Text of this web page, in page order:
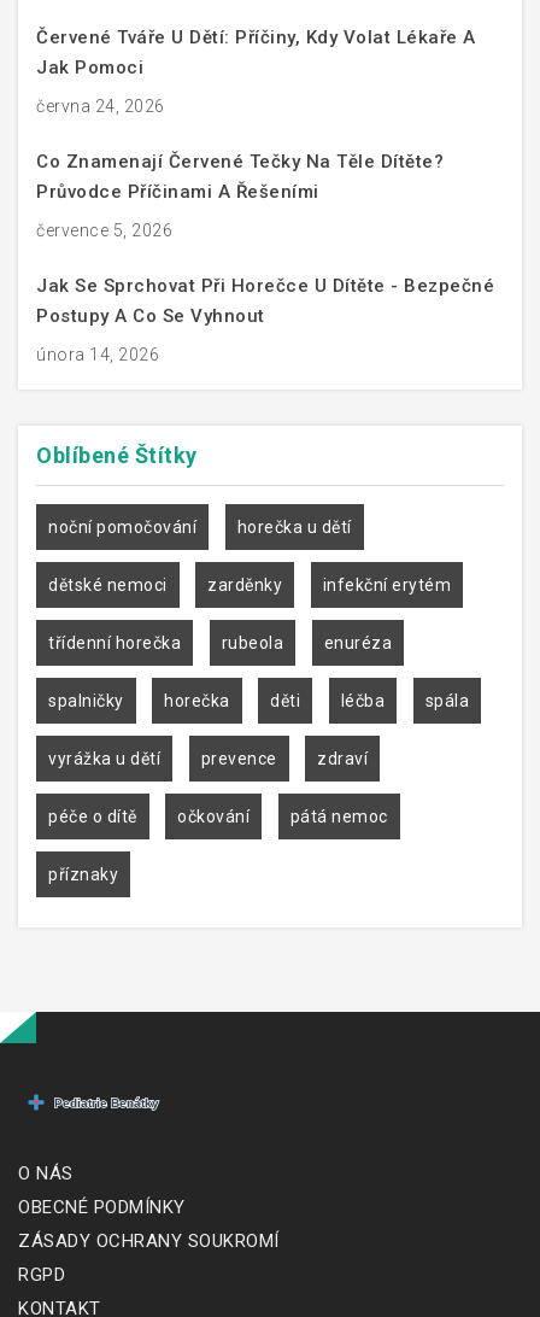
Červené Tváře U Dětí: Příčiny, Kdy Volat Lékaře A
Jak Pomoci
června 24, 2026
Co Znamenají Červené Tečky Na Těle Dítěte?
Průvodce Příčinami A Řešeními
července 5, 2026
Jak Se Sprchovat Při Horečce U Dítěte - Bezpečné
Postupy A Co Se Vyhnout
února 14, 2026
Oblíbené Štítky
noční pomočování horečka u dětí
dětské nemoci zarděnky infekční erytém
třídenní horečka rubeola enuréza
spalničky horečka děti léčba spála
vyrážka u dětí prevence zdraví
péče o dítě očkování pátá nemoc
příznaky
O NÁS
OBECNÉ PODMÍNKY
ZÁSADY OCHRANY SOUKROMÍ
RGPD
KONTAKT